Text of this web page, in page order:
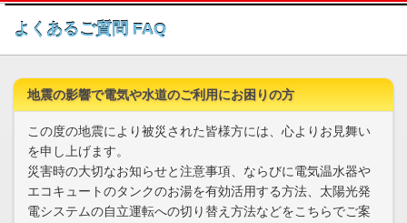
このページの本文へ
よくあるご質問 FAQ
地震の影響で電気や水道のご利用にお困りの方
この度の地震により被災された皆様方には、心よりお見舞い
を申し上げます。
災害時の大切なお知らせと注意事項、ならびに電気温水器や
エコキュートのタンクのお湯を有効活用する方法、太陽光発
電システムの自立運転への切り替え方法などをこちらでご案